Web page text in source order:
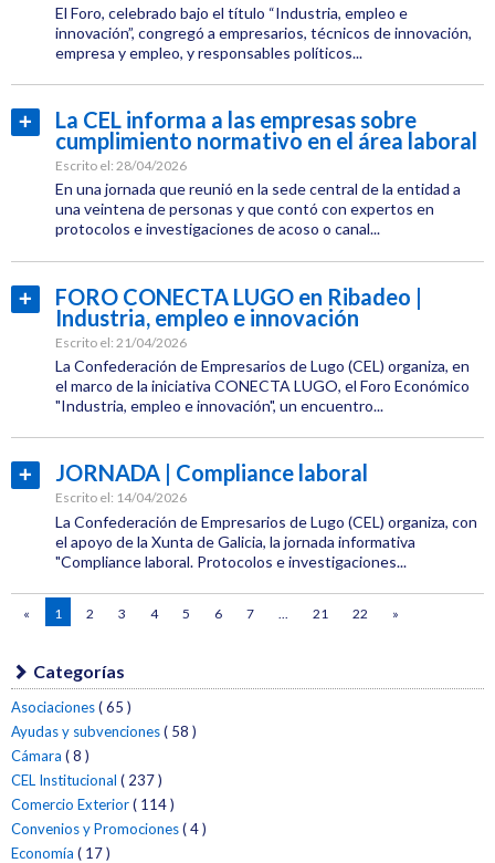
Jornadas
Igualdad
El Foro, celebrado bajo el título “Industria, empleo e
innovación”, congregó a empresarios, técnicos de innovación,
empresa y empleo, y responsables políticos...
Empresas
Etiquetas:
CEL
Jornadas
La CEL informa a las empresas sobre
cumplimiento normativo en el área laboral
Escrito el: 28/04/2026
En una jornada que reunió en la sede central de la entidad a
una veintena de personas y que contó con expertos en
protocolos e investigaciones de acoso o canal...
más...
Laboral
Etiquetas:
CEL
Jornadas
FORO CONECTA LUGO en Ribadeo |
Industria, empleo e innovación
Escrito el: 21/04/2026
La Confederación de Empresarios de Lugo (CEL) organiza, en
el marco de la iniciativa CONECTA LUGO, el Foro Económico
"Industria, empleo e innovación", un encuentro...
Leer
más...
Empresas
Etiquetas:
CEL
Jornadas
Conecta
JORNADA | Compliance laboral
Escrito el: 14/04/2026
La Confederación de Empresarios de Lugo (CEL) organiza, con
el apoyo de la Xunta de Galicia, la jornada informativa
"Compliance laboral. Protocolos e investigaciones...
más...
Categoría:
Laboral
CEL
Jornadas
« 1 2 3 4 5 6 7 ... 21 22 »
Categorías
Asociaciones( 65 )
Ayudas y subvenciones( 58 )
Cámara ( 8 )
CEL Institucional ( 237 )
Comercio Exterior( 114 )
Convenios y Promociones( 4 )
Economía ( 17 )